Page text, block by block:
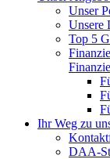
Unser
Unsere
Top 5
Ihr Weg zu
DAA-